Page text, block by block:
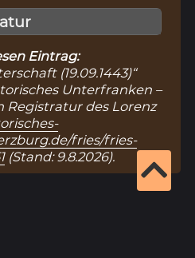
Eintrag:
(19.09.1443)“
Unterfranken –
Registratur des Lorenz
fries/fries-
(Stand: 9.8.2026).